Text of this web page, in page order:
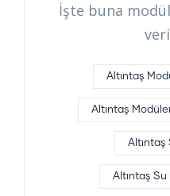
İşte buna
Altıntaş
Altıntaş
Altıntaş
Altıntaş Su